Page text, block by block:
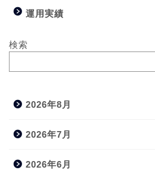
運用実績
検索
2026年8月
2026年7月
2026年6月